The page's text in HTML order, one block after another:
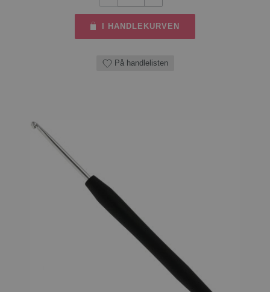
I HANDLEKURVEN
På handlelisten